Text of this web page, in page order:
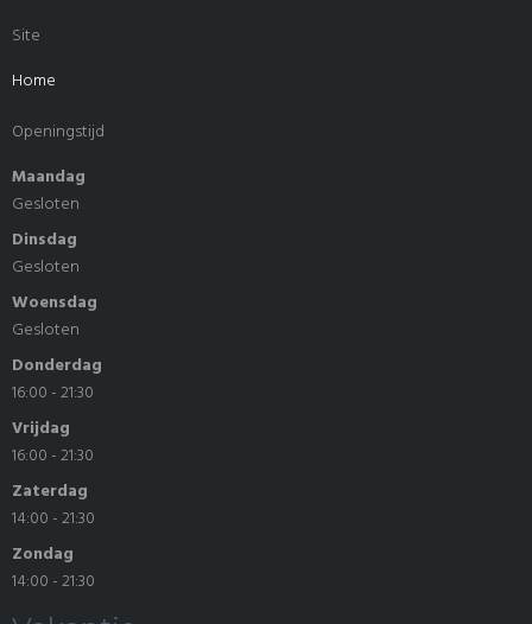
Site
Home
Openingstijd
Maandag
Gesloten
Dinsdag
Gesloten
Woensdag
Gesloten
Donderdag
16:00 - 21:30
Vrijdag
16:00 - 21:30
Zaterdag
14:00 - 21:30
Zondag
14:00 - 21:30